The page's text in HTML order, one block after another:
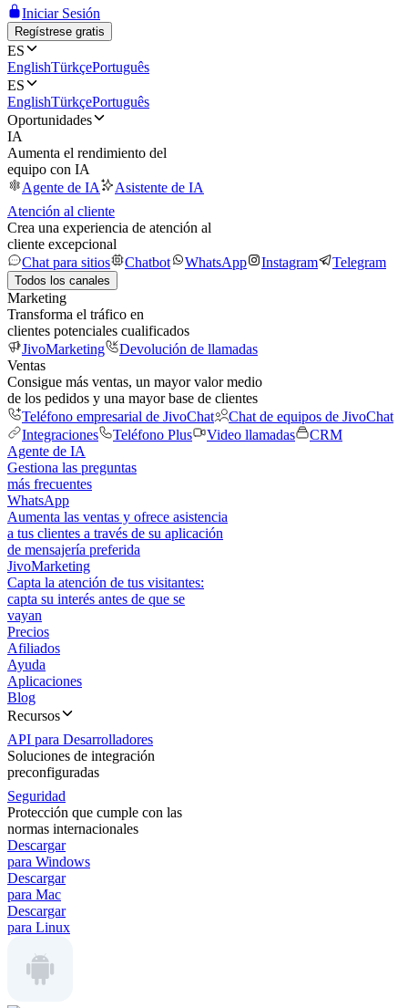
Iniciar Sesión
Regístrese gratis
ES
EnglishTürkçePortuguês
ES
EnglishTürkçePortuguês
Oportunidades
IA
Aumenta el rendimiento del
equipo con IA
Agente de IA
Asistente de IA
Atención al cliente
Crea una experiencia de atención al
cliente excepcional
Chat para sitios
Chatbot WhatsApp Instagram Telegram
Todos los canales
Marketing
Transforma el tráfico en
clientes potenciales cualificados
JivoMarketing
Devolución de llamadas
Ventas
Consigue más ventas, un mayor valor medio
de los pedidos y una mayor base de clientes
Teléfono empresarial de JivoChat
Chat de equipos de JivoChat
Integraciones
Teléfono Plus Video llamadas
CRM
Agente de IA
Gestiona las preguntas
más frecuentes
WhatsApp
Aumenta las ventas y ofrece asistencia
a tus clientes a través de su aplicación
de mensajería preferida
JivoMarketing
Capta la atención de tus visitantes:
capta su interés antes de que se
vayan
Precios
Afiliados
Ayuda
Aplicaciones
Blog
Recursos
API para Desarrolladores
Soluciones de integración
preconfiguradas
Seguridad
Protección que cumple con las
normas internacionales
Descargar
para Windows
Descargar
para Mac
Descargar
para Linux